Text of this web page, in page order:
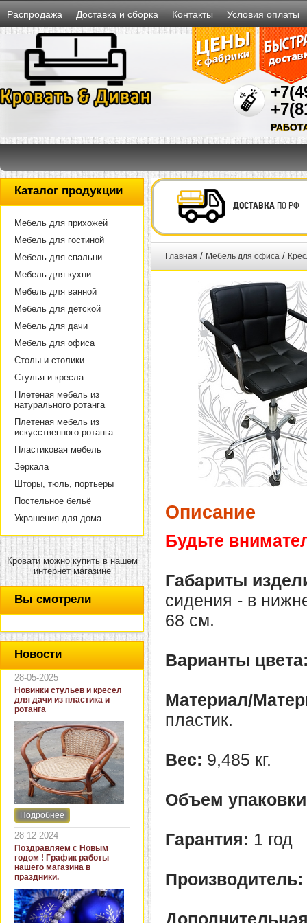
Распродажа Доставка и сборка Контакты Условия оплаты
Каталог продукции
Мебель для прихожей
Мебель для гостиной
Мебель для спальни
Мебель для кухни
Мебель для ванной
Мебель для детской
Мебель для дачи
Мебель для офиса
Столы и столики
Стулья и кресла
Плетеная мебель из
натурального ротанга
Плетеная мебель из
искусственного ротанга
Пластиковая мебель
Зеркала
Шторы, тюль, портьеры
Постельное бельё
Украшения для дома
Кровати можно купить в нашем
интернет магазине
Вы смотрели
Новости
28-05-2025
Новинки стульев и кресел
для дачи из пластика и
ротанга
Интернет-магазин "Кровать
и диван" представляет
новинки стульев и кресел
для дачи. В ассортименте
представлены как
бюджетные модели из
пластика для дачи, так и
кресла для загородных
домов из натурального и
искусственного ротанга.
Подробнее
28-12-2024
Поздравляем с Новым
годом ! График работы
нашего магазина в
праздники.
ДОСТАВКАПО РФ
Главная / Мебель для офиса /
Описание
Будьте
Габариты
сидения - в
68 см.
Варианты
Материал/
пластик.
Вес: 9,485 кг.
Объем
Гарантия: 1 год
Производитель: